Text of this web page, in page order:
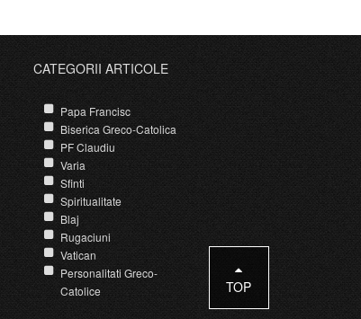
CATEGORII ARTICOLE
Papa Francisc
Biserica Greco-Catolica
PF Claudiu
Varia
Sfinti
Spiritualitate
Blaj
Rugaciuni
Vatican
Personalitati Greco-
Catolice
TOP